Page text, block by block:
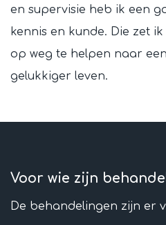
en supervisie heb ik een
kennis en kunde. Die zet
op weg te helpen naar
gelukkiger leven.
Voor wie zijn
De behandelingen zijn er